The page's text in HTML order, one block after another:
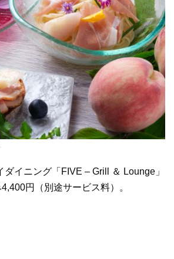
イニング「FIVE – Grill ＆ Lounge」
円（別途サービス料）。